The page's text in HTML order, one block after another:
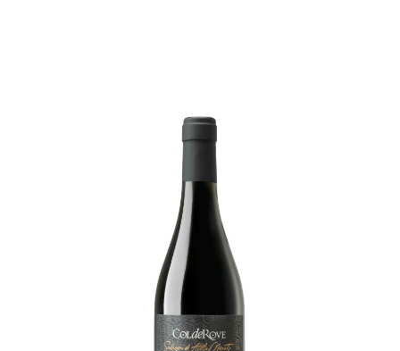
AMARONE Della
Valpolicella Docg
28,00
€